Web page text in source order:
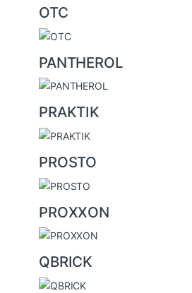
OTC
PANTHEROL
PRAKTIK
PROSTO
PROXXON
QBRICK